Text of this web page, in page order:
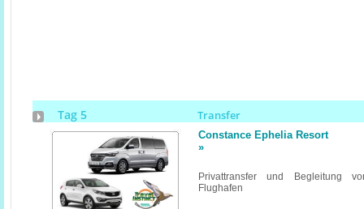
Tag 5 Transfer
Constance Ephelia Resort
»
Privattransfer und Begleitung
Flughafen